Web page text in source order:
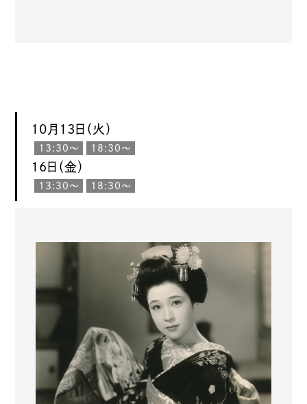
10月13日（火）
13:30〜 18:30〜
16日（金）
13:30〜 18:30〜